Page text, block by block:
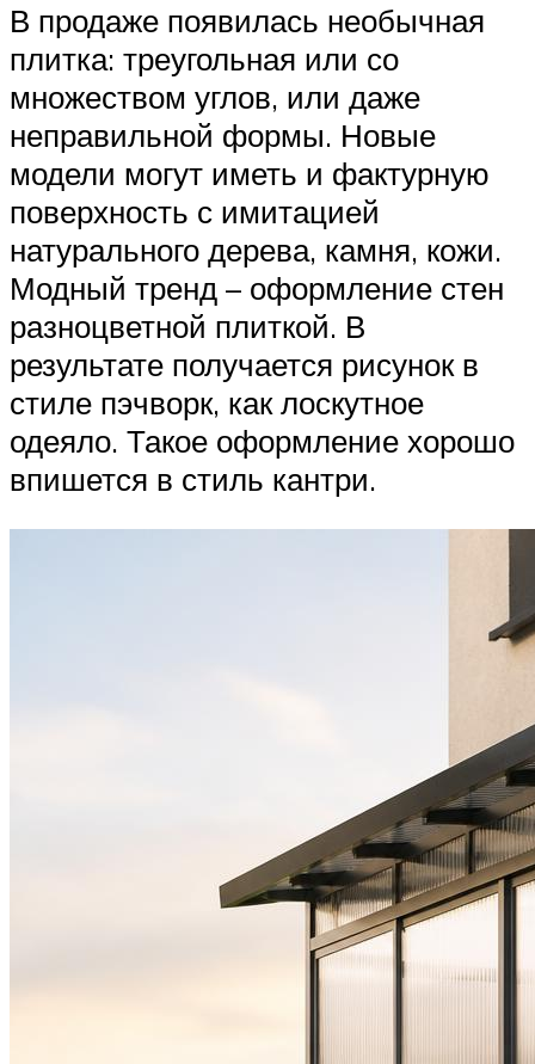
В продаже появилась необычная
плитка: треугольная или со
множеством углов, или даже
неправильной формы. Новые
модели могут иметь и фактурную
поверхность с имитацией
натурального дерева, камня, кожи.
Модный тренд – оформление стен
разноцветной плиткой. В
результате получается рисунок в
стиле пэчворк, как лоскутное
одеяло. Такое оформление хорошо
впишется в стиль кантри.